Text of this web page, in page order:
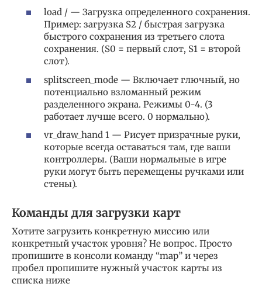
load / — Загрузка определенного сохранения.
Пример: загрузка S2 / быстрая загрузка
быстрого сохранения из третьего слота
сохранения. (S0 = первый слот, S1 = второй
слот).
splitscreen_mode — Включает глючный, но
потенциально взломанный режим
разделенного экрана. Режимы 0-4. (3
работает лучше всего. 0 нормально).
vr_draw_hand 1 — Рисует призрачные руки,
которые всегда оставаться там, где ваши
контроллеры. (Ваши нормальные в игре
руки могут быть перемещены ручками или
стены).
Команды для загрузки карт
Хотите загрузить конкретную миссию или
конкретный участок уровня? Не вопрос. Просто
пропишите в консоли команду “map” и через
пробел пропишите нужный участок карты из
списка ниже